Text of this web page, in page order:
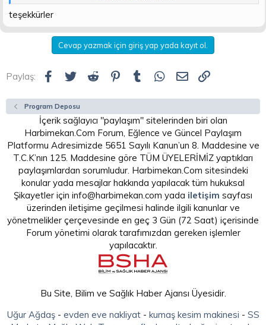
Wondershare Video Converter Ultimate, video dönüştürme,
çevrimiçi video indirme, cihazlar arası video transferi ve
programıdır.
dönüştürme işlemi yapılabilecek video formatları: TIVO, AVI,
MP4, DAT, MPG, MPEG, NUT, H.264, NSV, VOB, MOV, FLV, MKV,
TOD, DV, WMV, ASF, 3GP, 3G2, DRM MP4...
Wondershare Video Converter Ultimate programı ile video
dönüştürme işlemi sonucunda elde edilebilecek video
formatları:
3 boyutlu: 3D MP4, 3D WMV, 3D AVI, 3D MKV, 3D YouTube
video
HD: HD MKV, HD TS, HD TRP, HD AVI, HD MP4, HD MPG, HD
WMV, HD MOV
Diğer: ASF, MOV, M4V, MP4-AVC, MP4-XviD, MP4-MC, WMV,
MKV, AVI, XviD, DV, MPEG-1 NTSC, MPEG-1 PAL, MPEG-1 SECAM,
MPEG-2 NTSC, MPEG-2 PAL, MPEG-2 SECAM, DVD-Video NTSC,
DVD-Video PAL, DVD-Video SECAM, FLV, F4V, SWF, 3GP, 3G2
Wondershare Video Converter Ultimate programı ile 2D
özelliğine sahip videoları 3D özelliğine kavuşturmak
mümkün.
Ziyaretçiler için gizlenmiş link,görmek içinGiriş
teşekkürler
Cevap yazmak için giriş yap yada kayıt ol.
Paylaş: Facebook
Twitter Reddit Pinterest
Tumblr WhatsApp
E-posta
Program Deposu
İçerik sağlayıcı "paylaşım" sitelerinden biri olan
Harbimekan.Com Forum, Eğlence ve Güncel Paylaşım
Platformu Adresimizde 5651 Sayılı Kanun’un 8. Maddesine ve
T.C.K’nın 125. Maddesine göre TÜM ÜYELERİMİZ yaptıkları
paylaşımlardan sorumludur. Harbimekan.Com sitesindeki
konular yada mesajlar hakkında yapılacak tüm hukuksal
Şikayetler için info@harbimekan.com yada iletişim sayfası
üzerinden iletişime geçilmesi halinde ilgili kanunlar ve
yönetmelikler çerçevesinde en geç 3 Gün (72 Saat) içerisinde
Forum yönetimi olarak tarafımızdan gereken işlemler
yapılacaktır.
Bu Site, Bilim ve Sağlık Haber Ajansı Üyesidir.
Uğur Ağdaş- evden eve nakliyat- kumaş kesim makinesi - SS